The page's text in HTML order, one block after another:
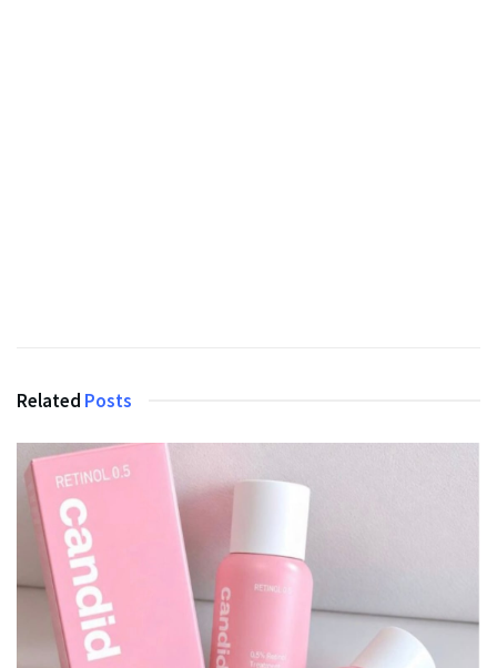
Related Posts